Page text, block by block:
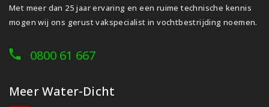
Met meer dan 25 jaar ervaring en een ruime technische kennis
mogen wij ons gerust vakspecialist in vochtbestrijding noemen.
0800 61 667
Meer Water-Dicht